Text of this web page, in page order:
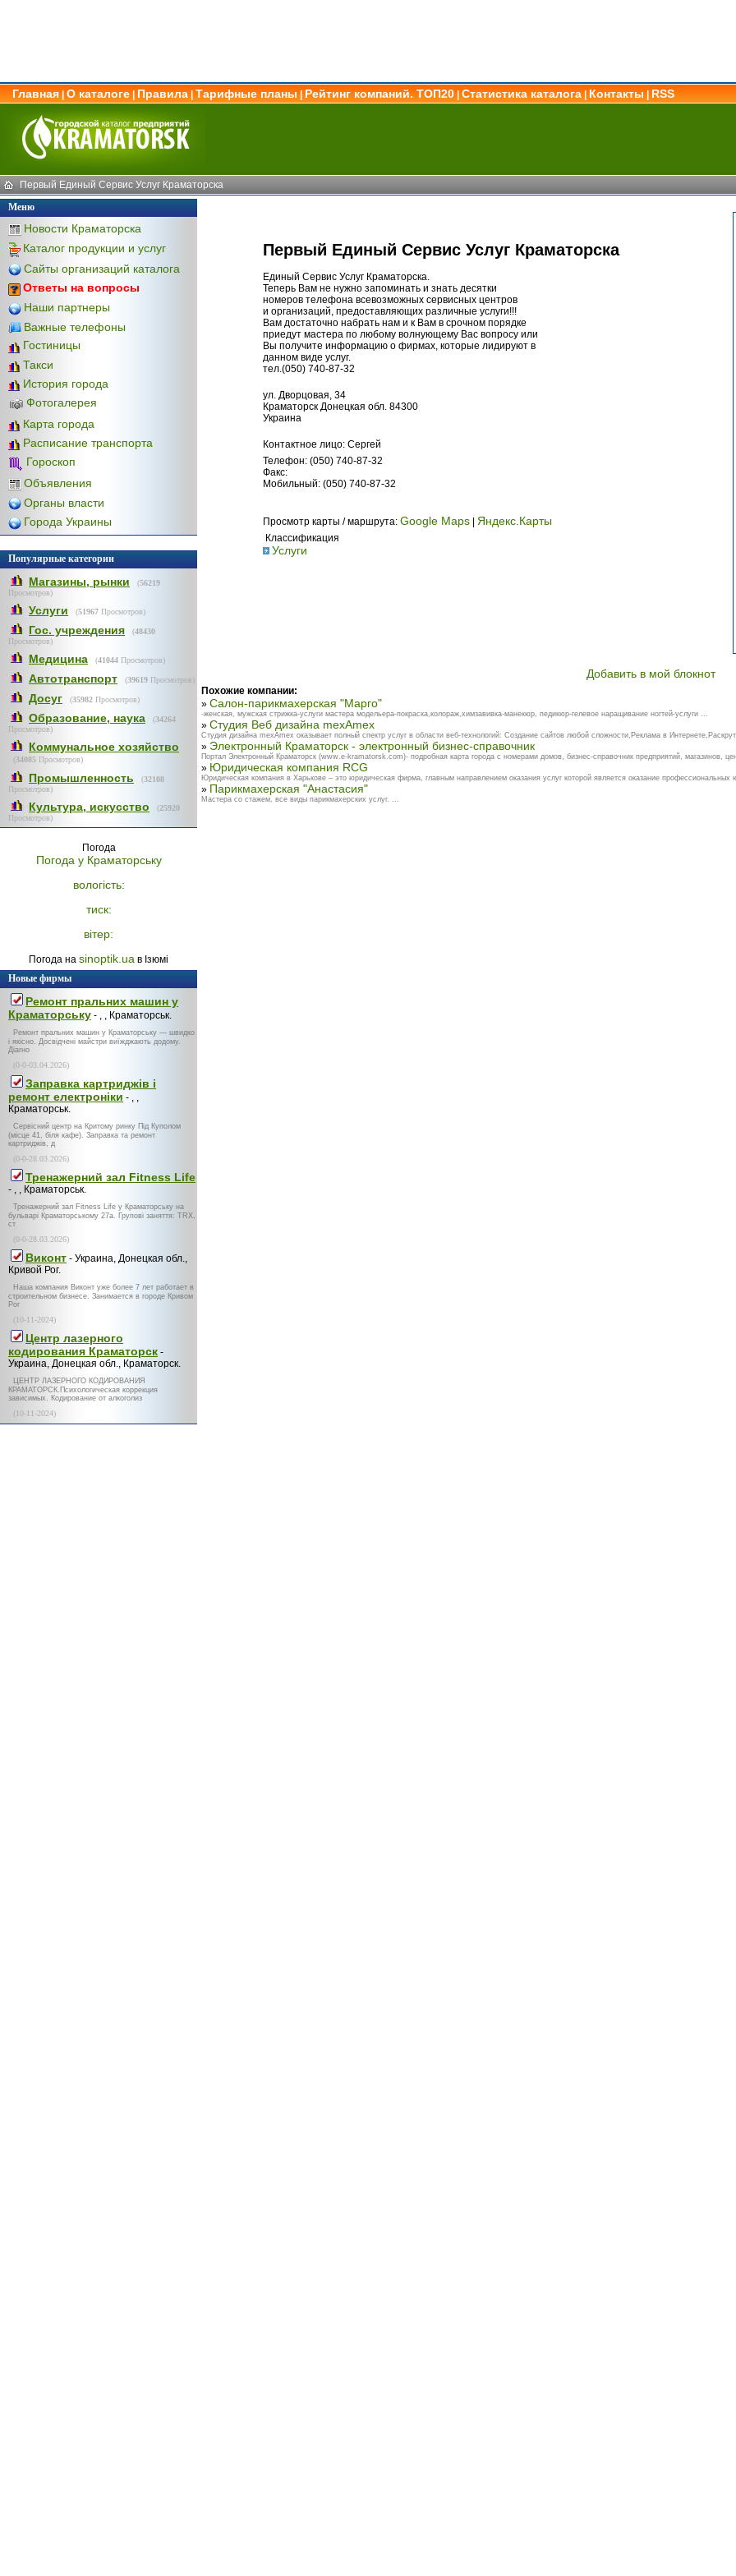
Главная О каталоге Правила Тарифные планы Рейтинг компаний. ТОП20 Статистика каталога Контакты
RSS
Первый Единый Сервис Услуг Краматорска
Меню
Новости Краматорска
Каталог продукции и услуг
Сайты организаций каталога
Ответы на вопросы
Наши партнеры
Важные телефоны
Гостиницы
Такси
История города
Фотогалерея
Карта города
Расписание транспорта
Гороскоп
Объявления
Органы власти
Города Украины
Популярные категории
Магазины, рынки (56219
Просмотров)
Услуги (51967 Просмотров)
Гос. учреждения (48430
Просмотров)
Медицина (41044 Просмотров)
Автотранспорт (39619 Просмотров)
Досуг (35982 Просмотров)
Образование, наука (34264
Просмотров)
Коммунальное хозяйство
(34085 Просмотров)
Промышленность (32108
Просмотров)
Культура, искусство (25920
Просмотров)
Погода
Погода у Краматорську
вологість:
тиск:
вітер:
Погода на sinoptik.ua в Ізюмі
Новые фирмы
Ремонт пральних машин у
Краматорську - , , Краматорськ.
Ремонт пральних машин у Краматорську — швидко
і якісно. Досвідчені майстри виїжджають додому.
Діагно
(0-0-03.04.2026)
Заправка картриджів і
ремонт електроніки - , ,
Краматорськ.
Сервісний центр на Критому ринку Під Куполом
(місце 41, біля кафе). Заправка та ремонт
картриджів, д
(0-0-28.03.2026)
Тренажерний зал Fitness Life
- , , Краматорськ.
Тренажерний зал Fitness Life у Краматорську на
бульварі Краматорському 27а. Групові заняття: TRX,
ст
(0-0-28.03.2026)
Виконт - Украина, Донецкая обл.,
Кривой Рог.
Наша компания Виконт уже более 7 лет работает в
строительном бизнесе. Занимается в городе Кривом
Рог
(10-11-2024)
Центр лазерного
кодирования Краматорск -
Украина, Донецкая обл., Краматорск.
ЦЕНТР ЛАЗЕРНОГО КОДИРОВАНИЯ
КРАМАТОРСК.Психологическая коррекция
зависимых. Кодирование от алкоголиз
(10-11-2024)
Первый Единый Сервис Услуг Краматорска
Единый Сервис Услуг Краматорска.
Теперь Вам не нужно запоминать и знать десятки
номеров телефона всевозможных сервисных центров
и организаций, предоставляющих различные услуги!!!
Вам достаточно набрать нам и к Вам в срочном порядке
приедут мастера по любому волнующему Вас вопросу или
Вы получите информацию о фирмах, которые лидируют в
данном виде услуг.
тел.(050) 740-87-32
ул. Дворцовая, 34
Краматорск Донецкая обл. 84300
Украина
Контактное лицо: Сергей
Телефон: (050) 740-87-32
Факс:
Мобильный: (050) 740-87-32
Просмотр карты / маршрута: Google Maps | Яндекс.Карты
Классификация
Услуги
Добавить в мой блокнот
Похожие компании:
» Салон-парикмахерская "Марго"
-женская, мужская стрижка-услуги мастера модельера-покраска,колораж,химзавивка-манекюр, педикюр-гелевое наращивание ногтей-услуги ...
» Студия Веб дизайна mexAmex
Студия дизайна mexAmex оказывает полный спектр услуг в области веб-технологий: Создание сайтов любой сложности,Реклама в
» Электронный Краматорск - электронный бизнес-справочник
Портал Электронный Краматорск (www.e-kramatorsk.com)- подробная карта города с номерами домов, бизнес-справочник предприятий, магазинов,
» Юридическая компания RCG
Юридическая компания в Харькове – это юридическая фирма, главным направлением оказания услуг которой является оказание профессиональных
» Парикмахерская "Анастасия"
Мастера со стажем, все виды парикмахерских услуг. ...